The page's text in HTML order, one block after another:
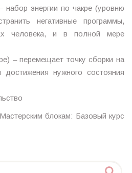
энергии по чакре (уровню
негативные программы,
человека, и в полной мере
– перемещает точку сборки на
нужного состояния
блокам: Базовый курс